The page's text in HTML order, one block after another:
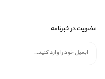
عضویت در خبرنامه